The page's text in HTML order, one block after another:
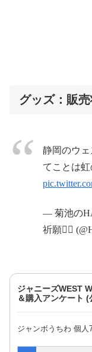
グッズ：販
静岡のウ
てことは
— 菊池の
祈願🙇‍♀️
ジャニーズWEST
＆購入アンケート
ジャンボうちわ 個人